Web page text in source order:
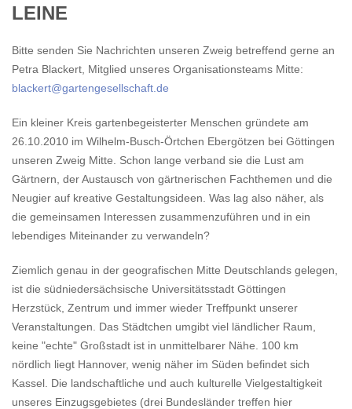
LEINE
Bitte senden Sie Nachrichten unseren Zweig betreffend gerne an
Petra Blackert, Mitglied unseres Organisationsteams Mitte:
blackert@gartengesellschaft.de
Ein kleiner Kreis gartenbegeisterter Menschen gründete am
26.10.2010 im Wilhelm-Busch-Örtchen Ebergötzen bei Göttingen
unseren Zweig Mitte. Schon lange verband sie die Lust am
Gärtnern, der Austausch von gärtnerischen Fachthemen und die
Neugier auf kreative Gestaltungsideen. Was lag also näher, als
die gemeinsamen Interessen zusammenzuführen und in ein
lebendiges Mit­einander zu verwandeln?
Ziemlich genau in der geografischen Mitte Deutschlands gelegen,
ist die südniedersächsische Univer­sitätsstadt Göttingen
Herzstück, Zentrum und immer wieder Treffpunkt unserer
Veranstaltungen. Das Städtchen umgibt viel ländlicher Raum,
keine "echte" Großstadt ist in unmittelbarer Nähe. 100 km
nördlich liegt Hannover, wenig näher im Süden befindet sich
Kassel. Die landschaftliche und auch kulturelle Viel­gestaltigkeit
unseres Einzugsgebietes (drei Bundesländer treffen hier